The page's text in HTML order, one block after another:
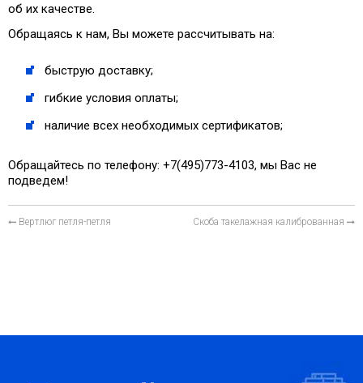
об их качестве.
Обращаясь к нам, Вы можете рассчитывать на:
быструю доставку;
гибкие условия оплаты;
наличие всех необходимых сертификатов;
Обращайтесь по телефону: +7(495)773-4103, мы Вас не
подведем!
Вертлюг петля-петля Скоба такелажная калиброванная